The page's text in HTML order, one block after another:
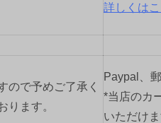
詳しくは
ので予めご了承く
ります。
Paypal、
*当店のカ
いただけま